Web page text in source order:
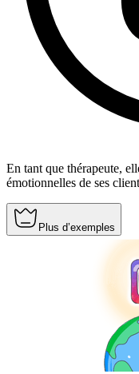
En tant que thérapeute,
émotionnelles de ses
Plus d’exemples